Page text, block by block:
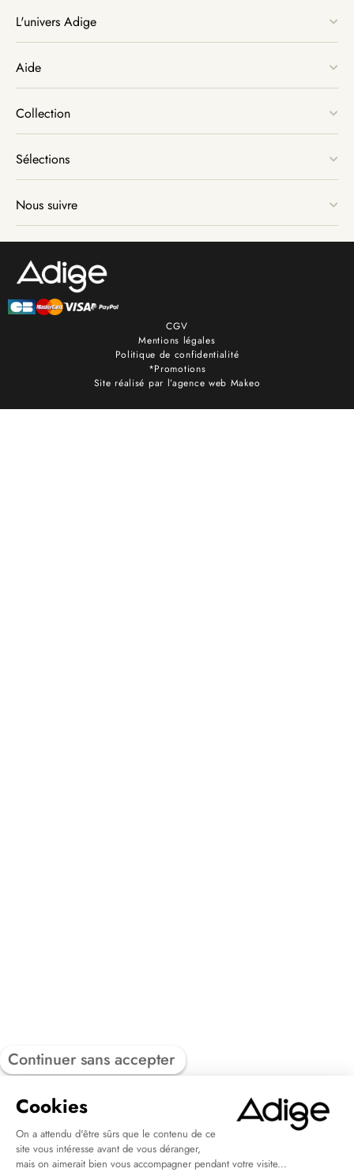
L'univers Adige
Aide
Collection
Sélections
Nous suivre
CGV
Mentions légales
Politique de confidentialité
*Promotions
Site réalisé par l’agence web Makeo
Continuer sans accepter
Cookies
On a attendu d'être sûrs que le contenu de ce
site vous intéresse avant de vous déranger,
mais on aimerait bien vous accompagner pendant votre visite...